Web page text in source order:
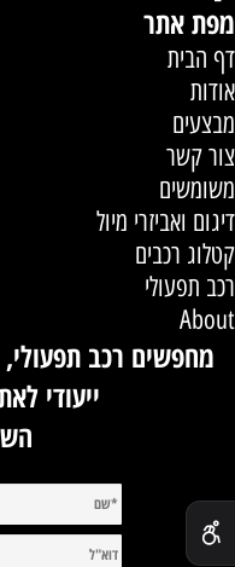
מפת אתר
דף הבית
אודות
מבצעים
צור קשר
משומשים
דיגום ואביזרי מיול
קטלוג רכבים
רכב תפעולי
About
מחפשים רכב
ייעודי